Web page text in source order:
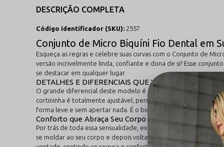
DESCRIÇÃO COMPLETA
Código identificador (SKU): 2557
Conjunto de Micro Biquíni Fio Dental em
Esqueça as regras e celebre suas curvas com o Conjunto de
versão incrivelmente linda, confiante e dona de si? Esse
se destacar em qualquer lugar.
DETALHES E DIFERENCIAIS QUE VOCÊ VAI AMAR!
O grande diferencial deste modelo é o seu design micro com
cortininha é totalmente ajustável, permitindo que você regule
forma leve e sem apertar nada. É o biquíni ideal para pool
Conforto que Abraça Seu Corpo
Por trás de toda essa sensualidade, existe uma peça feita
se moldar ao seu corpo e depois volta ao formato original, o